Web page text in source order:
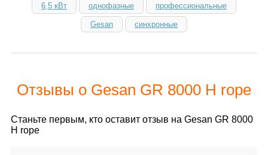
6,5 кВт однофазные профессиональные
Gesan синхронные
Отзывы о Gesan GR 8000 H rope
Станьте первым, кто оставит отзыв на Gesan GR 8000
H rope